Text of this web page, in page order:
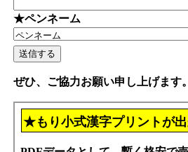
★ペンネーム
ぜひ、ご協力お願い申し上げます。